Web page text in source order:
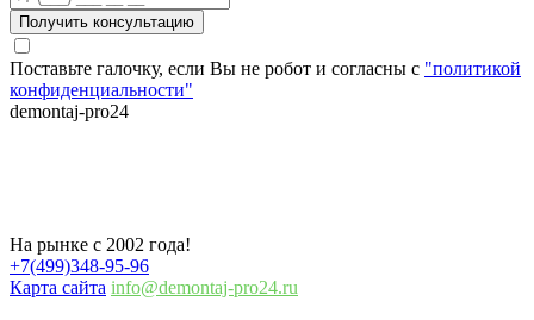
Получить консультацию
Поставьте галочку, если Вы не робот и согласны с "политикой
конфиденциальности"
demontaj-pro24
На рынке с 2002 года!
+7(499)348-95-96
Карта сайта info@demontaj-pro24.ru